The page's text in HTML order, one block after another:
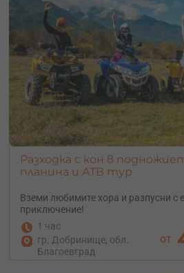
Разходка с кон в
планина и АТВ тур
Вземи любимите хора и разпусни с
приключение!
1 час
гр. Добринище, обл.
Благоевград
от